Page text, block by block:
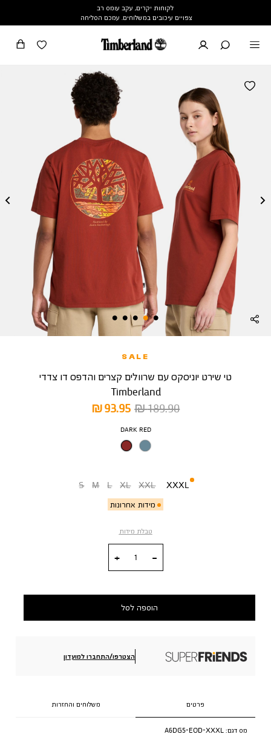
לקוחות יקרים, עקב עומס רב
צפויים עיכובים במשלוחים. עמכם הסליחה
SALE
טי שירט יוניסקס עם שרוולים קצרים והדפס דו צדדי
Timberland
מחיר
מוצר
93.95 ₪
מחיר
189.90 ₪
צבע
DARK RED
S M L XL XXL XXXL
מידות אחרונות
טבלת מידות
הוספה לסל
הצטרפו/התחברו למועדון
פרטים משלוחים והחזרות
מס דגם: A6DG5-EOD-XXXL